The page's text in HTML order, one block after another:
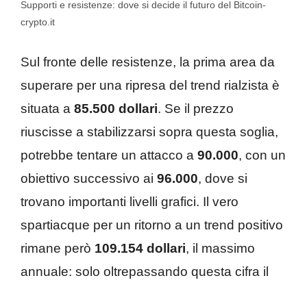
Supporti e resistenze: dove si decide il futuro del Bitcoin-
crypto.it
Sul fronte delle resistenze, la prima area da
superare per una ripresa del trend rialzista è
situata a 85.500 dollari. Se il prezzo
riuscisse a stabilizzarsi sopra questa soglia,
potrebbe tentare un attacco a 90.000, con un
obiettivo successivo ai 96.000, dove si
trovano importanti livelli grafici. Il vero
spartiacque per un ritorno a un trend positivo
rimane però 109.154 dollari, il massimo
annuale: solo oltrepassando questa cifra il